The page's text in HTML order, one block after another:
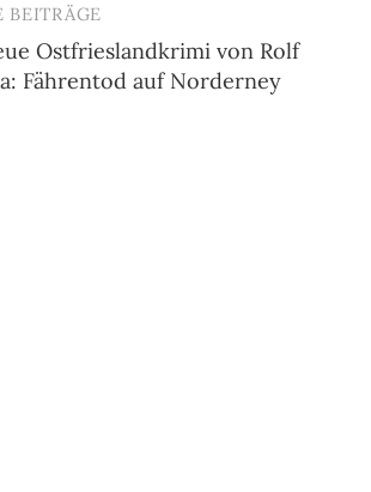
BEITRÄGE
Ostfrieslandkrimi von Rolf
Fährentod auf Norderney